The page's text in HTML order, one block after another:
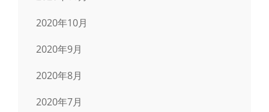
2020年10月
2020年9月
2020年8月
2020年7月